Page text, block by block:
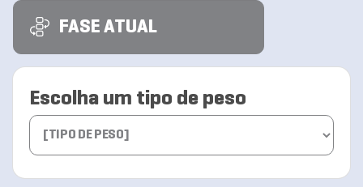
FASE ATUAL
Escolha um tipo de peso